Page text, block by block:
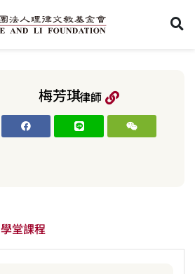
梅芳琪律師
學堂課程